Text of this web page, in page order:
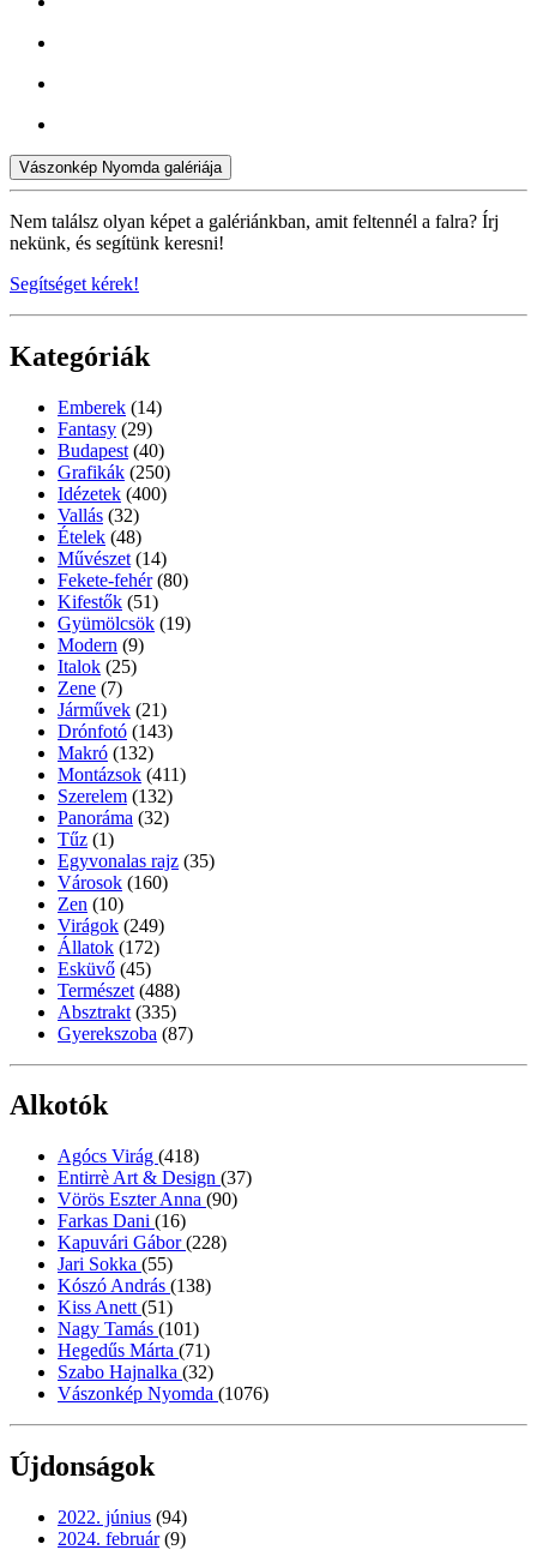
Vászonkép Nyomda galériája
Nem találsz olyan képet a galériánkban, amit feltennél a falra? Írj
nekünk, és segítünk keresni!
Segítséget kérek!
Kategóriák
Emberek (14)
Fantasy (29)
Budapest (40)
Grafikák (250)
Idézetek (400)
Vallás (32)
Ételek (48)
Művészet (14)
Fekete-fehér (80)
Kifestők (51)
Gyümölcsök (19)
Modern (9)
Italok (25)
Zene (7)
Járművek (21)
Drónfotó (143)
Makró (132)
Montázsok (411)
Szerelem (132)
Panoráma (32)
Tűz (1)
Egyvonalas rajz (35)
Városok (160)
Zen (10)
Virágok (249)
Állatok (172)
Esküvő (45)
Természet (488)
Absztrakt (335)
Gyerekszoba (87)
Alkotók
Agócs Virág (418)
Entirrè Art & Design (37)
Vörös Eszter Anna (90)
Farkas Dani (16)
Kapuvári Gábor(228)
Jari Sokka (55)
Kószó András (138)
Kiss Anett (51)
Nagy Tamás (101)
Hegedűs Márta (71)
Szabo Hajnalka (32)
Vászonkép Nyomda (1076)
Újdonságok
2022. június (94)
2024. február (9)